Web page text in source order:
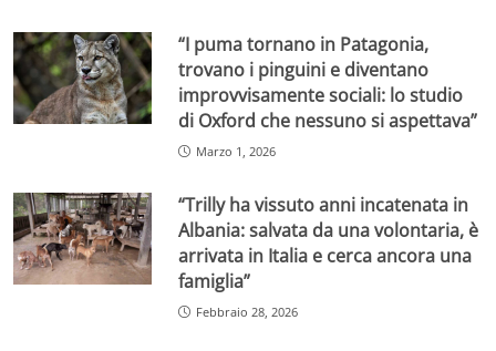
“I puma tornano in Patagonia,
trovano i pinguini e diventano
improvvisamente sociali: lo studio
di Oxford che nessuno si aspettava”
Marzo 1, 2026
“Trilly ha vissuto anni incatenata in
Albania: salvata da una volontaria, è
arrivata in Italia e cerca ancora una
famiglia”
Febbraio 28, 2026